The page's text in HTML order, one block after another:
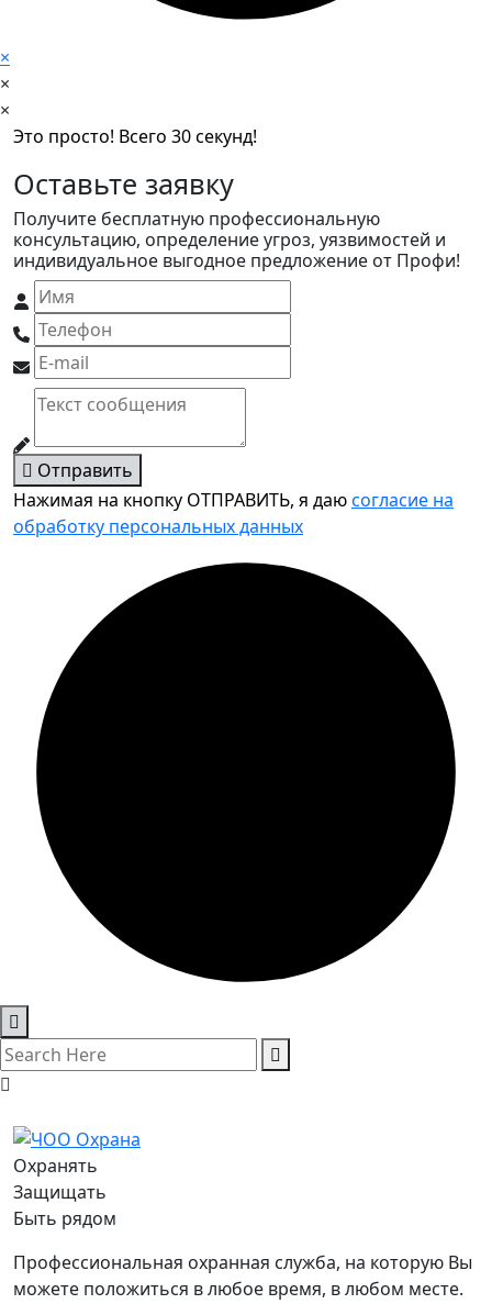
×
×
×
Это просто! Всего 30 секунд!
Оставьте заявку
Получите бесплатную профессиональную
консультацию, определение угроз, уязвимостей и
индивидуальное выгодное предложение от Профи!
Отправить
Нажимая на кнопку ОТПРАВИТЬ, я даюсогласие на
обработку персональных данных
Охранять
Защищать
Быть рядом
Профессиональная охранная служба, на которую Вы
можете положиться в любое время, в любом месте.